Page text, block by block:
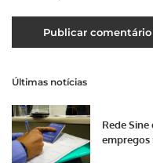
Últimas notícias
Rede
empregos